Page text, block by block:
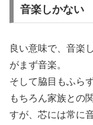
音楽しかない
良い意味で、音楽
がまず音楽。
そして脇目もふら
もちろん家族との
すが、芯には常に